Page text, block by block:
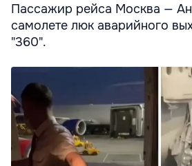
Пассажир рейса Москва —
самолете люк аварийного
"360".